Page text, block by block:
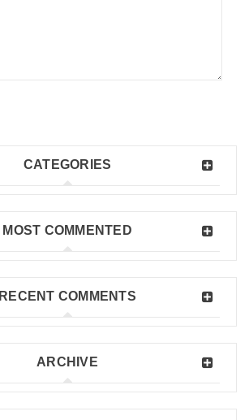
CATEGORIES
MOST COMMENTED
RECENT COMMENTS
ARCHIVE